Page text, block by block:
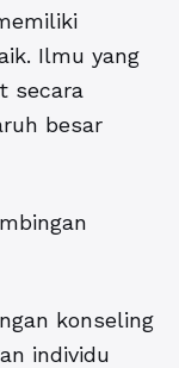
Ilmu yang
secara
besar
konseling
individu